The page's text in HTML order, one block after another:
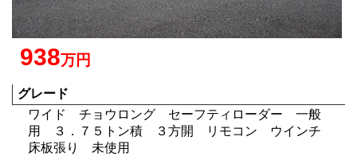
938万円
グレード
ワイド チョウロング セーフティローダー 一般
用 ３．７５トン積 ３方開 リモコン ウインチ
床板張り 未使用